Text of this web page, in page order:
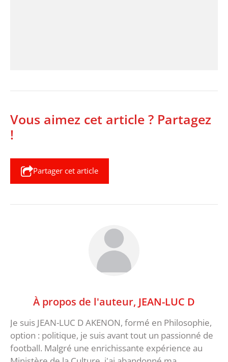
Vous aimez cet article ? Partagez
!
Partager cet article
À propos de l'auteur, JEAN-LUC D
Je suis JEAN-LUC D AKENON, formé en Philosophie,
option : politique, je suis avant tout un passionné de
football. Malgré une enrichissante expérience au